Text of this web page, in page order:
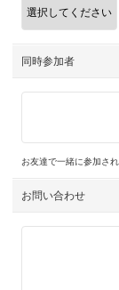
同時参加者
お友達で一緒に参加さ
お問い合わせ